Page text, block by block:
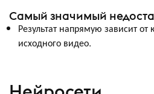
Самый значимый
Результат напрямую зависит
исходного видео.